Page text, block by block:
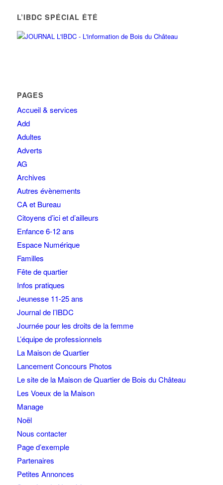
L’IBDC SPÉCIAL ÉTÉ
PAGES
Accueil & services
Add
Adultes
Adverts
AG
Archives
Autres évènements
CA et Bureau
Citoyens d’ici et d’ailleurs
Enfance 6-12 ans
Espace Numérique
Familles
Fête de quartier
Infos pratiques
Jeunesse 11-25 ans
Journal de l’IBDC
Journée pour les droits de la femme
L’équipe de professionnels
La Maison de Quartier
Lancement Concours Photos
Le site de la Maison de Quartier de Bois du Château
Les Voeux de la Maison
Manage
Noël
Nous contacter
Page d’exemple
Partenaires
Petites Annonces